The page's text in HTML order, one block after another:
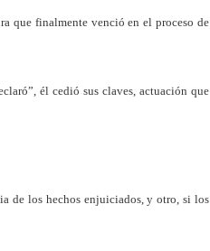
que finalmente venció en el proceso de
él cedió sus claves, actuación que
de los hechos enjuiciados, y otro, si los